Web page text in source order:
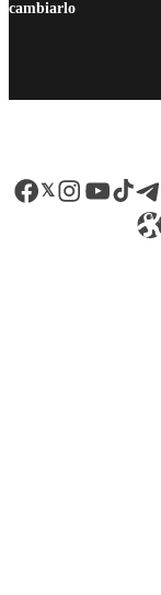
cambiarlo
Facebook
LinkedIn
Instagram
YouTube
TikTok